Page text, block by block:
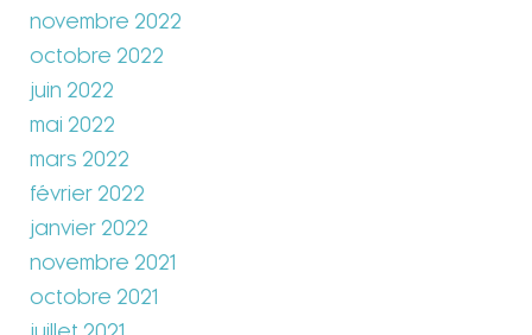
novembre 2022
octobre 2022
juin 2022
mai 2022
mars 2022
février 2022
janvier 2022
novembre 2021
octobre 2021